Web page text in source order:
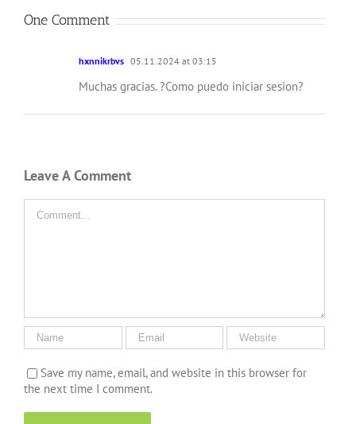
One Comment
hxnnikrbvs 05.11.2024 at 03:15
Muchas gracias. ?Como puedo iniciar sesion?
Leave A Comment
Save my name, email, and website in this browser for
the next time I comment.